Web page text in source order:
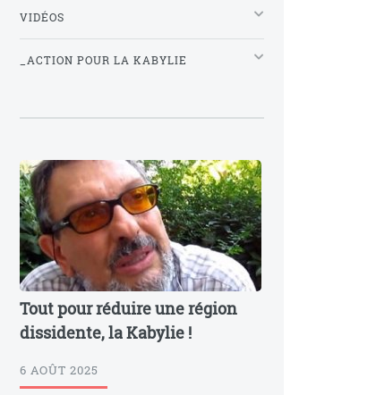
VIDÉOS
_ACTION POUR LA KABYLIE
Tout pour réduire une région
dissidente, la Kabylie !
6 AOÛT 2025